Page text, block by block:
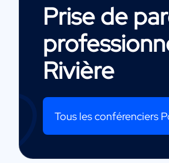
Prise de
Rivière
Tous les conférenciers